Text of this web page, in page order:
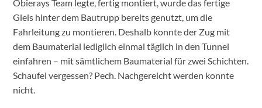
Obierays Team legte, fertig montiert, wurde das fertige
Gleis hinter dem Bautrupp bereits genutzt, um die
Fahrleitung zu montieren. Deshalb konnte der Zug mit
dem Baumaterial lediglich einmal täglich in den Tunnel
einfahren – mit sämtlichem Baumaterial für zwei Schichten.
Schaufel vergessen? Pech. Nachgereicht werden konnte
nicht.